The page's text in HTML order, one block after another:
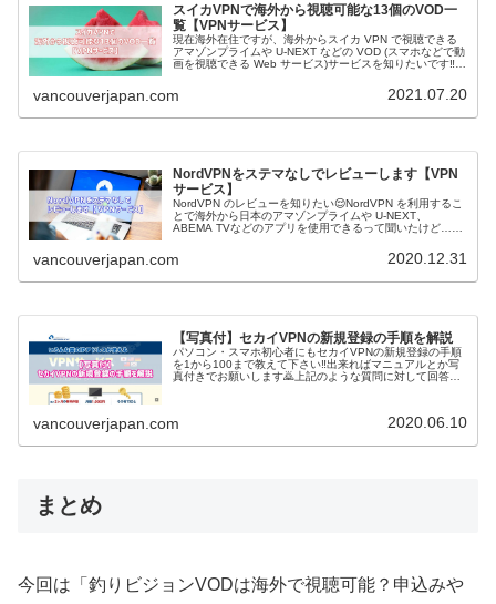
スイカVPNで海外から視聴可能な13個のVOD一
覧【VPNサービス】
現在海外在住ですが、海外からスイカ VPN で視聴できる
アマゾンプライムや U-NEXT などの VOD (スマホなどで動
画を視聴できる Web サービス)サービスを知りたいです‼️
vancouverjapan.com 2021.07.20
NordVPNをステマなしでレビューします【VPN
サービス】
NordVPN のレビューを知りたい😌NordVPN を利用するこ
とで海外から日本のアマゾンプライムや U-NEXT、
ABEMA TVなどのアプリを使用できるって聞いたけど…果
vancouverjapan.com 2020.12.31
【写真付】セカイVPNの新規登録の手順を解説
パソコン・スマホ初心者にもセカイVPNの新規登録の手順
を1から100まで教えて下さい‼️出来ればマニュアルとか写
真付きでお願いします🙇上記のような質問に対して回答を
vancouverjapan.com 2020.06.10
まとめ
今回は「釣りビジョンVODは海外で視聴可能？申込みや